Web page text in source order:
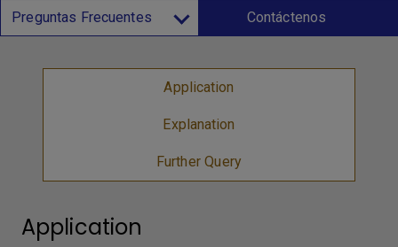
Preguntas Frecuentes Contáctenos
Application
Explanation
Further Query
Application